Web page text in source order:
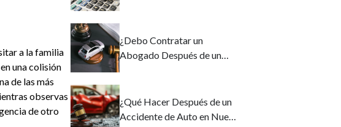
a la familia
una colisión
de las más
observas
de otro
¿Debo Contratar un
Abogado Después de un
¿Qué Hacer Después de un
Accidente de Auto en Nueva